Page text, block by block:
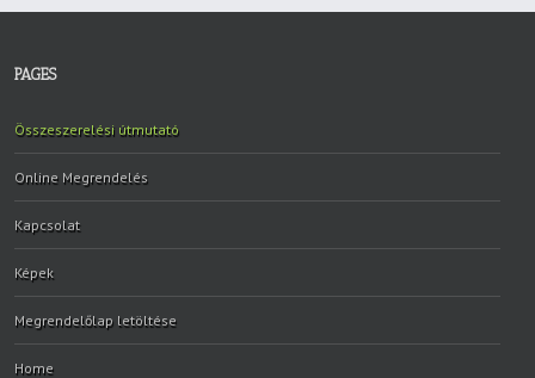
PAGES
Összeszerelési útmutató
Online Megrendelés
Kapcsolat
Képek
Megrendelőlap letöltése
Home